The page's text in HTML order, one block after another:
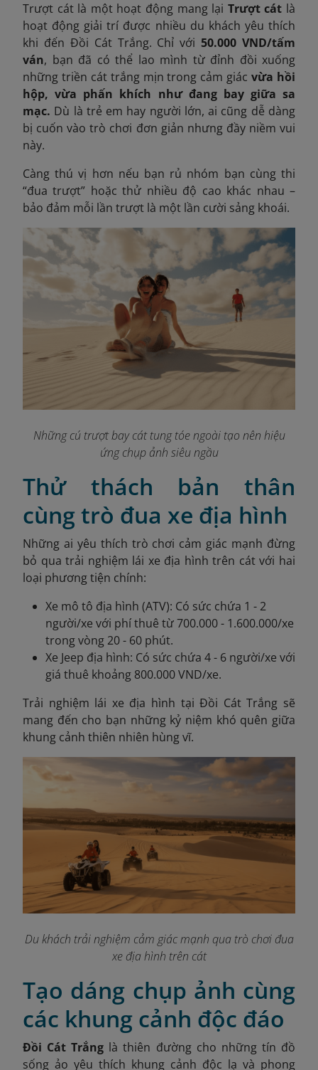
Trượt cát là một hoạt động mang lại Trượt cát là
hoạt động giải trí được nhiều du khách yêu thích
khi đến Đồi Cát Trắng. Chỉ với50.000 VND/tấm
ván, bạn đã có thể lao mình từ đỉnh đồi xuống
những triền cát trắng mịn trong cảm giácvừa hồi
hộp, vừa phấn khích như đang bay giữa sa
mạc. Dù là trẻ em hay người lớn, ai cũng dễ dàng
bị cuốn vào trò chơi đơn giản nhưng đầy niềm vui
này.
Càng thú vị hơn nếu bạn rủ nhóm bạn cùng thi
“đua trượt” hoặc thử nhiều độ cao khác nhau –
bảo đảm mỗi lần trượt là một lần cười sảng khoái.
Những cú trượt bay cát tung tóe ngoài tạo nên hiệu
ứng chụp ảnh siêu ngầu
Thử thách bản thân
cùng trò đua xe địa hình
Những ai yêu thích trò chơi cảm giác mạnh đừng
bỏ qua trải nghiệm lái xe địa hình trên cát với hai
loại phương tiện chính:
Xe mô tô địa hình (ATV): Có sức chứa 1 - 2
người/xe với phí thuê từ 700.000 - 1.600.000/xe
trong vòng 20 - 60 phút.
Xe Jeep địa hình: Có sức chứa 4 - 6 người/xe với
giá thuê khoảng 800.000 VND/xe.
Trải nghiệm lái xe địa hình tại Đồi Cát Trắng sẽ
mang đến cho bạn những kỷ niệm khó quên giữa
khung cảnh thiên nhiên hùng vĩ.
Du khách trải nghiệm cảm giác mạnh qua trò chơi đua
xe địa hình trên cát
Tạo dáng chụp ảnh cùng
các khung cảnh độc đáo
Đồi Cát Trắng là thiên đường cho những tín đồ
sống ảo yêu thích khung cảnh độc lạ và phong